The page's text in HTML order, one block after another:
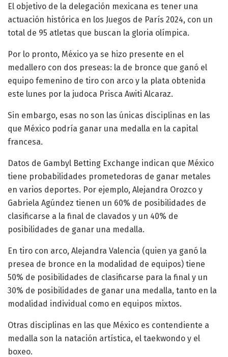
El objetivo de la delegación mexicana es tener una
actuación histórica en los Juegos de París 2024, con un
total de 95 atletas que buscan la gloria olímpica.
Por lo pronto, México ya se hizo presente en el
medallero con dos preseas: la de bronce que ganó el
equipo femenino de tiro con arco y la plata obtenida
este lunes por la judoca Prisca Awiti Alcaraz.
Sin embargo, esas no son las únicas disciplinas en las
que México podría ganar una medalla en la capital
francesa.
Datos de Gambyl Betting Exchange indican que México
tiene probabilidades prometedoras de ganar metales
en varios deportes. Por ejemplo, Alejandra Orozco y
Gabriela Agúndez tienen un 60% de posibilidades de
clasificarse a la final de clavados y un 40% de
posibilidades de ganar una medalla.
En tiro con arco, Alejandra Valencia (quien ya ganó la
presea de bronce en la modalidad de equipos) tiene
50% de posibilidades de clasificarse para la final y un
30% de posibilidades de ganar una medalla, tanto en la
modalidad individual como en equipos mixtos.
Otras disciplinas en las que México es contendiente a
medalla son la natación artística, el taekwondo y el
boxeo.